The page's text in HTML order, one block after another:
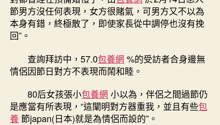
節男方沒任何表現，女方很賭氣，可男方又不以為
本身有錯，終極散了，即使家長從中調停也沒有挽
回”。
查詢拜訪中，57.0包養網 %的受訪者合身邊無
情侶因節日對方不表現而鬧和睦。
80后女孩張小包養網 小以為，伴侶之間過節仍
是應當有所表現，“這闡明對方器重我，並且有些包
養 節japan(日本)就是為情侶而設的”。